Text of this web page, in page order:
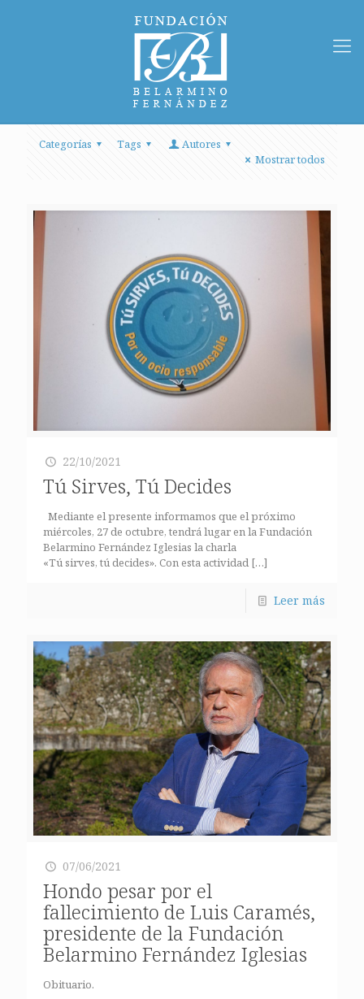
Categorías Tags
Autores
Mostrar todos
22/10/2021
Tú Sirves, Tú Decides
Mediante el presente informamos que el próximo
miércoles, 27 de octubre, tendrá lugar en la Fundación
Belarmino Fernández Iglesias la charla
«Tú sirves, tú decides». Con esta actividad […]
Leer más
07/06/2021
Hondo pesar por el
fallecimiento de Luis Caramés,
presidente de la Fundación
Belarmino Fernández Iglesias
Obituario.